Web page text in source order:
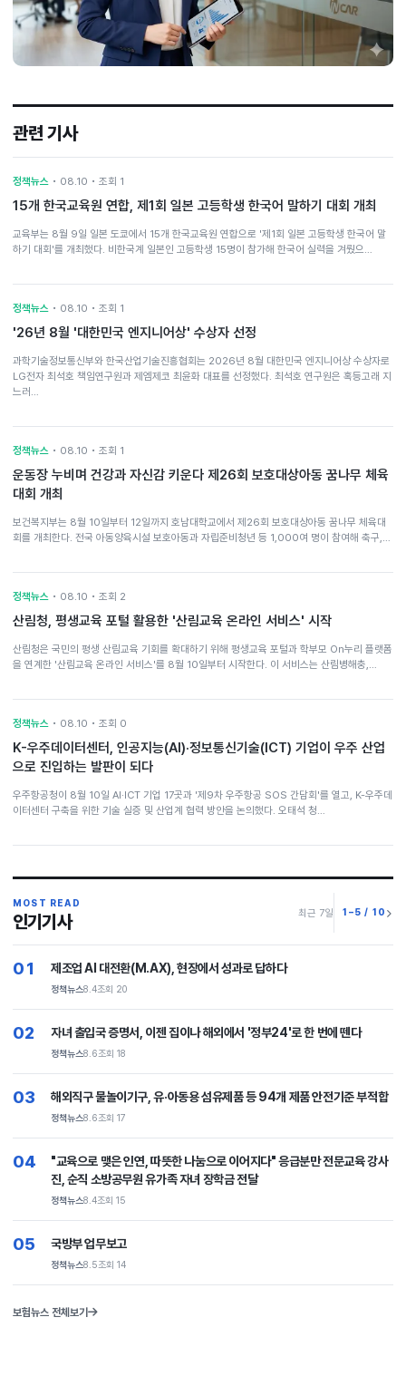
관련 기사
정책뉴스 • 08.10 • 조회 1
15개 한국교육원 연합, 제1회 일본 고등학생 한국어 말하기 대회 개최
교육부는 8월 9일 일본 도쿄에서 15개 한국교육원 연합으로 '제1회 일본 고등학생 한국어 말
하기 대회'를 개최했다. 비한국계 일본인 고등학생 15명이 참가해 한국어 실력을 겨뤘으…
정책뉴스 • 08.10 • 조회 1
'26년 8월 '대한민국 엔지니어상' 수상자 선정
과학기술정보통신부와 한국산업기술진흥협회는 2026년 8월 대한민국 엔지니어상 수상자로
LG전자 최석호 책임연구원과 제엠제코 최윤화 대표를 선정했다. 최석호 연구원은 혹등고래 지
느러…
정책뉴스 • 08.10 • 조회 1
운동장 누비며 건강과 자신감 키운다 제26회 보호대상아동 꿈나무 체육
대회 개최
보건복지부는 8월 10일부터 12일까지 호남대학교에서 제26회 보호대상아동 꿈나무 체육대
회를 개최한다. 전국 아동양육시설 보호아동과 자립준비청년 등 1,000여 명이 참여해 축구,…
정책뉴스 • 08.10 • 조회 2
산림청, 평생교육 포털 활용한 '산림교육 온라인 서비스' 시작
산림청은 국민의 평생 산림교육 기회를 확대하기 위해 평생교육 포털과 학부모 On누리 플랫폼
을 연계한 '산림교육 온라인 서비스'를 8월 10일부터 시작한다. 이 서비스는 산림병해충,…
정책뉴스 • 08.10 • 조회 0
K-우주데이터센터, 인공지능(AI)·정보통신기술(ICT) 기업이 우주 산업
으로 진입하는 발판이 되다
우주항공청이 8월 10일 AI·ICT 기업 17곳과 '제9차 우주항공 SOS 간담회'를 열고, K-우주데
이터센터 구축을 위한 기술 실증 및 산업계 협력 방안을 논의했다. 오태석 청…
MOST READ
인기기사 최근 7일 1–5 / 10
01 제조업 AI 대전환(M.AX), 현장에서 성과로 답하다
정책뉴스8.4조회 20
02 자녀 출입국 증명서, 이젠 집이나 해외에서 '정부24'로 한 번에 뗀다
정책뉴스8.6조회 18
03 해외직구 물놀이기구, 유·아동용 섬유제품 등 94개 제품 안전기준 부적합
정책뉴스8.6조회 17
04
"교육으로 맺은 인연, 따뜻한 나눔으로 이어지다" 응급분만 전문교육 강사
진, 순직 소방공무원 유가족 자녀 장학금 전달
정책뉴스8.4조회 15
05 국방부 업무보고
정책뉴스8.5조회 14
보험뉴스 전체보기